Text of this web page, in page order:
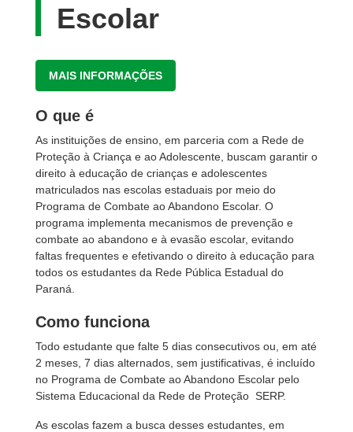
Escolar
MAIS INFORMAÇÕES
O que é
As instituições de ensino, em parceria com a Rede de
Proteção à Criança e ao Adolescente, buscam garantir o
direito à educação de crianças e adolescentes
matriculados nas escolas estaduais por meio do
Programa de Combate ao Abandono Escolar. O
programa implementa mecanismos de prevenção e
combate ao abandono e à evasão escolar, evitando
faltas frequentes e efetivando o direito à educação para
todos os estudantes da Rede Pública Estadual do
Paraná.
Como funciona
Todo estudante que falte 5 dias consecutivos ou, em até
2 meses, 7 dias alternados, sem justificativas, é incluído
no Programa de Combate ao Abandono Escolar pelo
Sistema Educacional da Rede de Proteção  SERP.
As escolas fazem a busca desses estudantes, em